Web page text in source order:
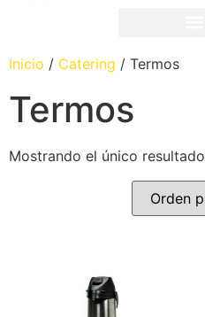
Inicio / Catering / Termos
Termos
Mostrando el único resultado